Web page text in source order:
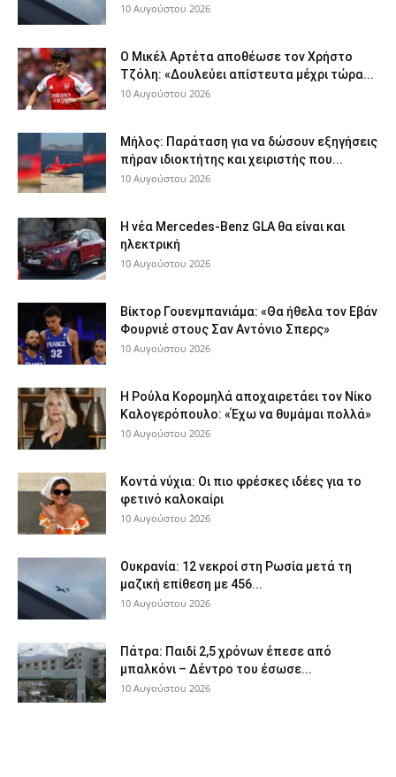
10 Αυγούστου 2026
Ο Μικέλ Αρτέτα αποθέωσε τον Χρήστο
Τζόλη: «Δουλεύει απίστευτα μέχρι τώρα...
10 Αυγούστου 2026
Μήλος: Παράταση για να δώσουν εξηγήσεις
πήραν ιδιοκτήτης και χειριστής που...
10 Αυγούστου 2026
Η νέα Mercedes-Benz GLA θα είναι και
ηλεκτρική
10 Αυγούστου 2026
Βίκτορ Γουενμπανιάμα: «Θα ήθελα τον Εβάν
Φουρνιέ στους Σαν Αντόνιο Σπερς»
10 Αυγούστου 2026
Η Ρούλα Κορομηλά αποχαιρετάει τον Νίκο
Καλογερόπουλο: «Έχω να θυμάμαι πολλά»
10 Αυγούστου 2026
Κοντά νύχια: Οι πιο φρέσκες ιδέες για το
φετινό καλοκαίρι
10 Αυγούστου 2026
Ουκρανία: 12 νεκροί στη Ρωσία μετά τη
μαζική επίθεση με 456...
10 Αυγούστου 2026
Πάτρα: Παιδί 2,5 χρόνων έπεσε από
μπαλκόνι – Δέντρο του έσωσε...
10 Αυγούστου 2026